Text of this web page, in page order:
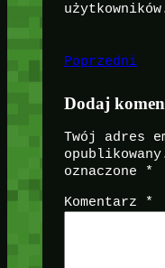
Poprzedni
Dodaj
Twój adres
oznaczone
*
Komentarz *